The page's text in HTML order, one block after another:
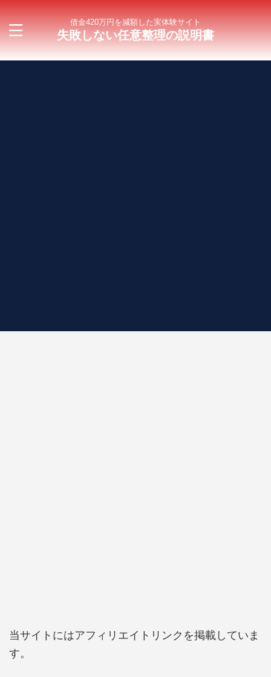
借金420万円を減額した実体験サイト
失敗しない任意整理の説明書
当サイトにはアフィリエイトリンクを掲載していま
す。